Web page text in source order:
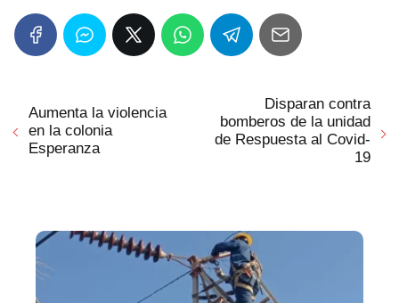
Aumenta la violencia
en la colonia
Esperanza
Disparan contra
bomberos de la unidad
de Respuesta al Covid-
19